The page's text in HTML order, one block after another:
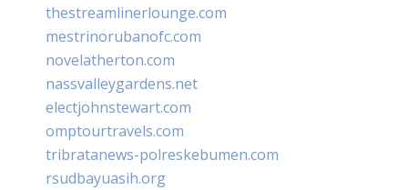
thestreamlinerlounge.com
mestrinorubanofc.com
novelatherton.com
nassvalleygardens.net
electjohnstewart.com
omptourtravels.com
tribratanews-polreskebumen.com
rsudbayuasih.org